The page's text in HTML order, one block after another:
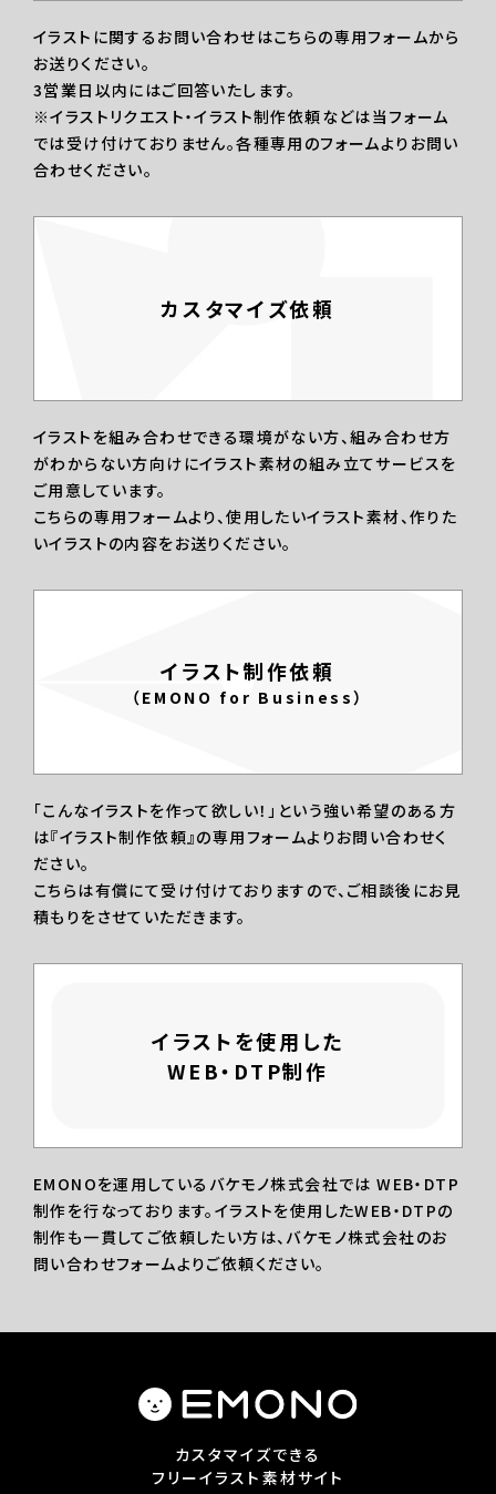
イラストに関するお問い合わせはこちらの専用フォームから
お送りください。
3営業日以内にはご回答いたします。
※イラストリクエスト・イラスト制作依頼などは当フォーム
では受け付けておりません。各種専用のフォームよりお問い
合わせください。
カスタマイズ依頼
イラストを組み合わせできる環境がない方、組み合わせ方
がわからない方向けにイラスト素材の組み立てサービスを
ご用意しています。
こちらの専用フォームより、使用したいイラスト素材、作りた
いイラストの内容をお送りください。
イラスト制作依頼
（EMONO for Business）
「こんなイラストを作って欲しい！」という強い希望のある方
は『イラスト制作依頼』の専用フォームよりお問い合わせく
ださい。
こちらは有償にて受け付けておりますので、ご相談後にお見
積もりをさせていただきます。
イラストを使用した
WEB・DTP制作
EMONOを運用しているバケモノ株式会社では WEB・DTP
制作を行なっております。イラストを使用したWEB・DTPの
制作も一貫してご依頼したい方は、バケモノ株式会社のお
問い合わせフォームよりご依頼ください。
カスタマイズできる
フリーイラスト素材サイト